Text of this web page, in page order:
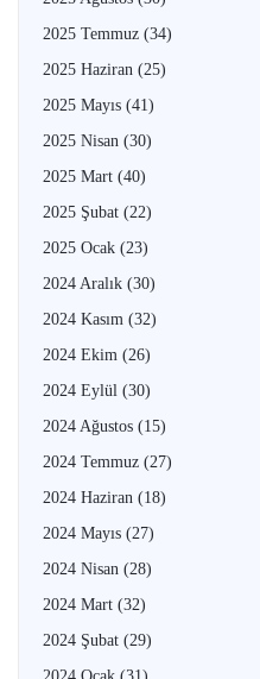
2025 Temmuz (34)
2025 Haziran (25)
2025 Mayıs (41)
2025 Nisan (30)
2025 Mart (40)
2025 Şubat (22)
2025 Ocak (23)
2024 Aralık (30)
2024 Kasım (32)
2024 Ekim (26)
2024 Eylül (30)
2024 Ağustos (15)
2024 Temmuz (27)
2024 Haziran (18)
2024 Mayıs (27)
2024 Nisan (28)
2024 Mart (32)
2024 Şubat (29)